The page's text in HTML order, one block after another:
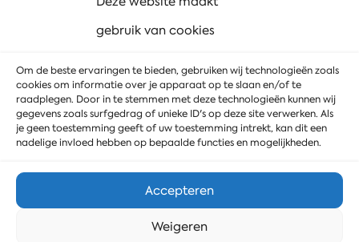
gebruik van cookies
Om de beste ervaringen te bieden, gebruiken wij technologieën zoals
cookies om informatie over je apparaat op te slaan en/of te
raadplegen. Door in te stemmen met deze technologieën kunnen wij
gegevens zoals surfgedrag of unieke ID's op deze site verwerken. Als
je geen toestemming geeft of uw toestemming intrekt, kan dit een
nadelige invloed hebben op bepaalde functies en mogelijkheden.
Accepteren
Weigeren
Privacyverklaring